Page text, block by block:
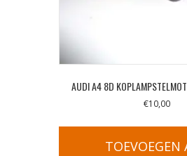
AUDI A4 8D
€10,00
TOEVOEGEN